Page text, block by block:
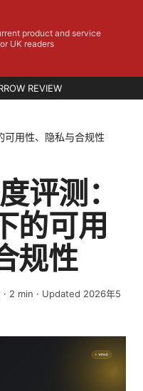
product and service
UK readers
REVIEW
用性、隐私与合规性
评测：
的可用
规性
· 2 min · Updated 2026年5